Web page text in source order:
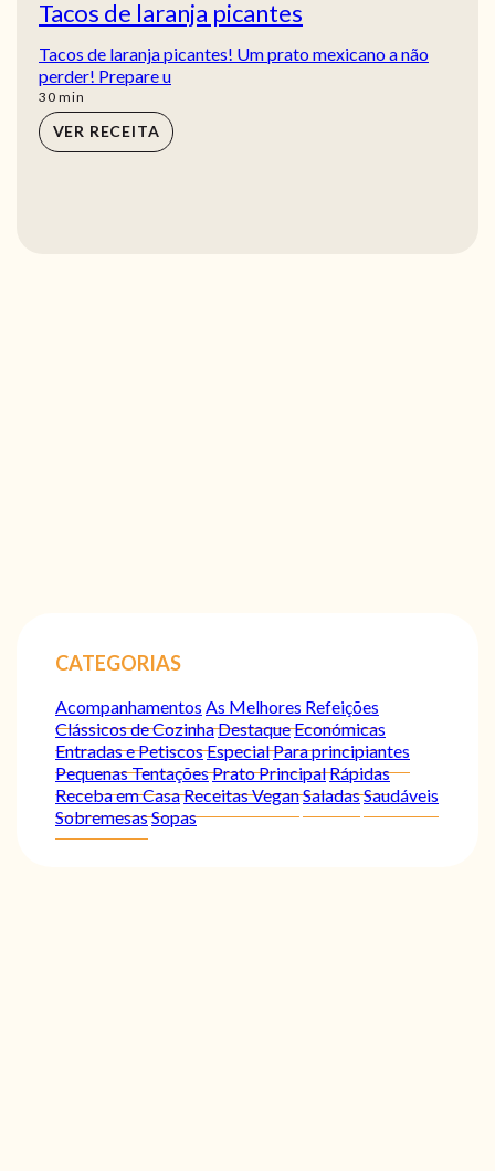
Tacos de laranja picantes
Tacos de laranja picantes! Um prato mexicano a não
perder! Prepare u
30min
min
VER RECEITA
CATEGORIAS
Acompanhamentos As Melhores Refeições
Clássicos de CozinhaDestaqueEconómicas
Entradas e PetiscosEspecialPara principiantes
Pequenas TentaçõesPrato PrincipalRápidas
Receba em CasaReceitas VeganSaladasSaudáveis
SobremesasSopas